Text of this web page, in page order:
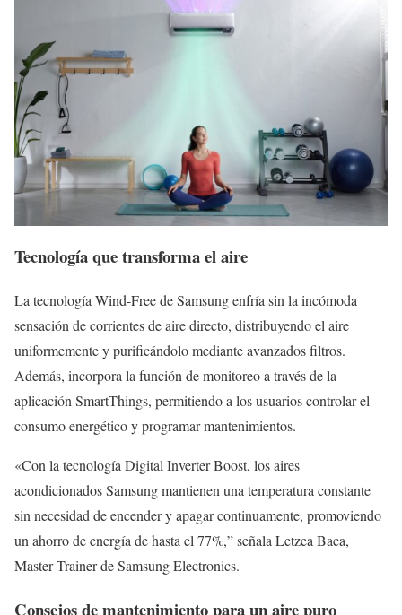
Tecnología que transforma el aire
La tecnología Wind-Free de Samsung enfría sin la incómoda
sensación de corrientes de aire directo, distribuyendo el aire
uniformemente y purificándolo mediante avanzados filtros.
Además, incorpora la función de monitoreo a través de la
aplicación SmartThings, permitiendo a los usuarios controlar el
consumo energético y programar mantenimientos.
«Con la tecnología Digital Inverter Boost, los aires
acondicionados Samsung mantienen una temperatura constante
sin necesidad de encender y apagar continuamente, promoviendo
un ahorro de energía de hasta el 77%,” señala Letzea Baca,
Master Trainer de Samsung Electronics.
Consejos de mantenimiento para un aire puro